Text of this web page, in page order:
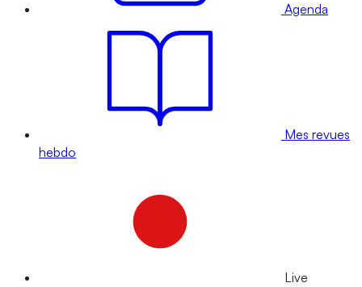
Agenda
Mes revues
hebdo
Live